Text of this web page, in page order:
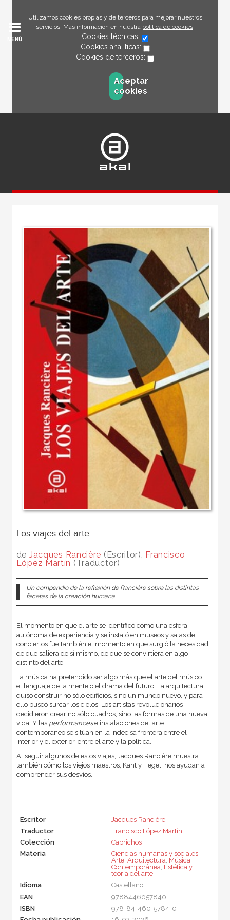
Utilizamos cookies propias y de terceros para mejorar nuestros
servicios. Más información en nuestra política de cookies.
Cookies técnicas:
Cookies analíticas:
Cookies de terceros:
Aceptar
cookies
MENÚ
Los viajes del arte
de Jacques Rancière (Escritor), Francisco
López Martín (Traductor)
Un compendio de la reflexión de Rancière sobre las distintas
facetas de la creación humana
El momento en que el arte se identificó como una esfera
autónoma de experiencia y se instaló en museos y salas de
conciertos fue también el momento en que surgió la necesidad
de que saliera de sí mismo, de que se convirtiera en algo
distinto del arte.
La música ha pretendido ser algo más que el arte del músico:
el lenguaje de la mente o el drama del futuro. La arquitectura
quiso construir no sólo edificios, sino un mundo nuevo, y para
ello buscó surcar los cielos. Los artistas revolucionarios
decidieron crear no sólo cuadros, sino las formas de una nueva
vida. Y las performancese instalaciones del arte
contemporáneo se sitúan en la indecisa frontera entre el
interior y el exterior, entre el arte y la política.
Al seguir algunos de estos viajes, Jacques Rancière muestra
también cómo los viejos maestros, Kant y Hegel, nos ayudan a
comprender sus desvíos.
Escritor
Jacques Rancière
Traductor
Francisco López Martín
Colección
Caprichos
Materia
Ciencias humanas y sociales,
Arte, Arquitectura Música
Contemporánea Estética y
teoría del arte
Idioma
Castellano
EAN
9788446057840
ISBN
978-84-460-5784-0